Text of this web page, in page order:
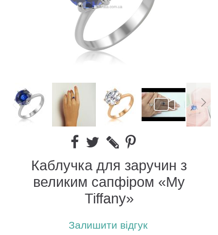
Каблучка для заручин з
великим сапфіром «My
Tiffany»
Залишити відгук